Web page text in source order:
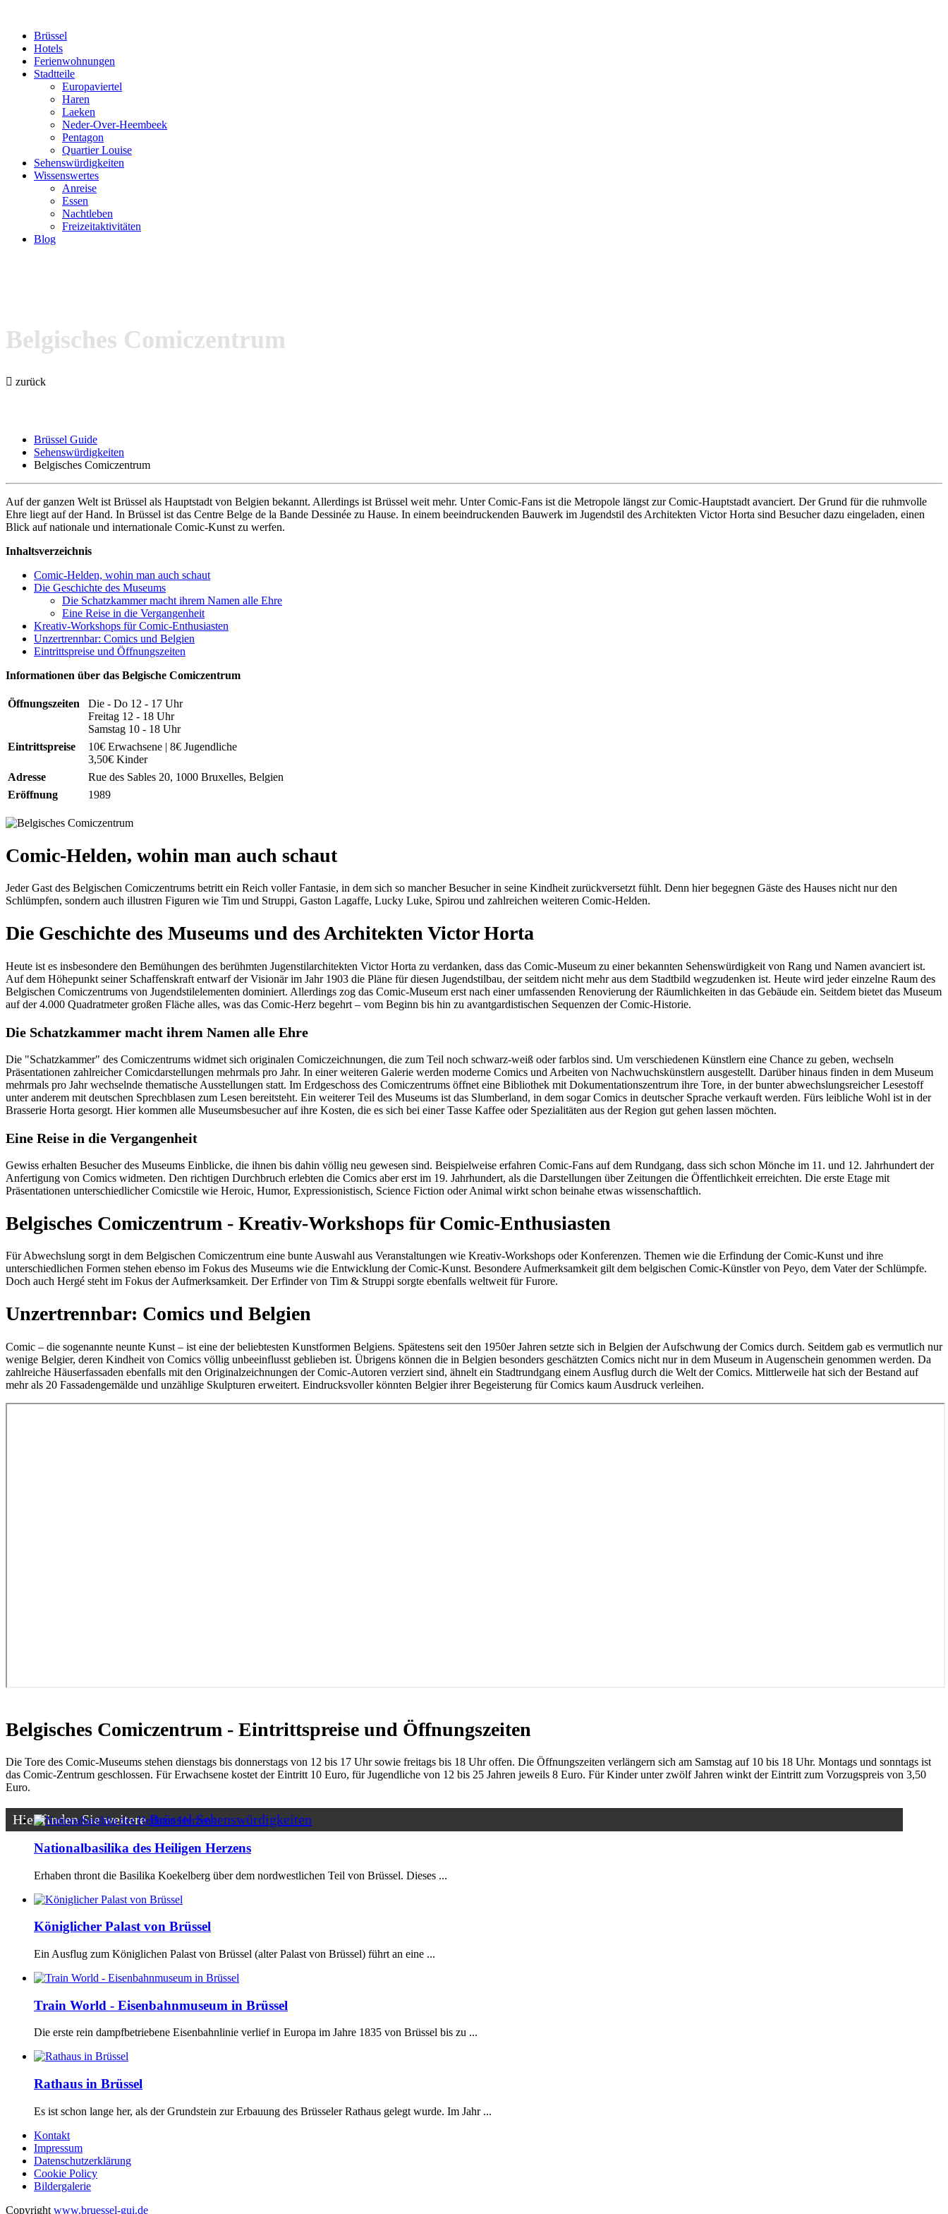
Brüssel
Hotels
Ferienwohnungen
Stadtteile
Europaviertel
Haren
Laeken
Neder-Over-Heembeek
Pentagon
Quartier Louise
Sehenswürdigkeiten
Wissenswertes
Anreise
Essen
Nachtleben
Freizeitaktivitäten
Blog
Belgisches Comiczentrum
zurück
Brüssel Guide
Sehenswürdigkeiten
Belgisches Comiczentrum
Auf der ganzen Welt ist Brüssel als Hauptstadt von Belgien bekannt. Allerdings ist Brüssel weit mehr. Unter Comic-Fans ist die Metropole längst zur Comic-Hauptstadt avanciert. Der Grund für die ruhmvolle
Ehre liegt auf der Hand. In Brüssel ist das Centre Belge de la Bande Dessinée zu Hause. In einem beeindruckenden Bauwerk im Jugendstil des Architekten Victor Horta sind Besucher dazu eingeladen, einen
Blick auf nationale und internationale Comic-Kunst zu werfen.
Inhaltsverzeichnis
Comic-Helden, wohin man auch schaut
Die Geschichte des Museums
Die Schatzkammer macht ihrem Namen alle Ehre
Eine Reise in die Vergangenheit
Kreativ-Workshops für Comic-Enthusiasten
Unzertrennbar: Comics und Belgien
Eintrittspreise und Öffnungszeiten
Informationen über das Belgische Comiczentrum
Öffnungszeiten
Die - Do 12 - 17 Uhr
Freitag 12 - 18 Uhr
Samstag 10 - 18 Uhr
Eintrittspreise
10€ Erwachsene | 8€ Jugendliche
3,50€ Kinder
Adresse
Rue des Sables 20, 1000 Bruxelles, Belgien
Eröffnung
1989
Comic-Helden, wohin man auch schaut
Jeder Gast des Belgischen Comiczentrums betritt ein Reich voller Fantasie, in dem sich so mancher Besucher in seine Kindheit zurückversetzt fühlt. Denn hier begegnen Gäste des Hauses nicht nur den
Schlümpfen, sondern auch illustren Figuren wie Tim und Struppi, Gaston Lagaffe, Lucky Luke, Spirou und zahlreichen weiteren Comic-Helden.
Die Geschichte des Museums und des Architekten Victor Horta
Heute ist es insbesondere den Bemühungen des berühmten Jugenstilarchitekten Victor Horta zu verdanken, dass das Comic-Museum zu einer bekannten Sehenswürdigkeit von Rang und Namen avanciert ist.
Auf dem Höhepunkt seiner Schaffenskraft entwarf der Visionär im Jahr 1903 die Pläne für diesen Jugendstilbau, der seitdem nicht mehr aus dem Stadtbild wegzudenken ist. Heute wird jeder einzelne Raum des
Belgischen Comiczentrums von Jugendstilelementen dominiert. Allerdings zog das Comic-Museum erst nach einer umfassenden Renovierung der Räumlichkeiten in das Gebäude ein. Seitdem bietet das Museum
auf der 4.000 Quadratmeter großen Fläche alles, was das Comic-Herz begehrt – vom Beginn bis hin zu avantgardistischen Sequenzen der Comic-Historie.
Die Schatzkammer macht ihrem Namen alle Ehre
Die "Schatzkammer" des Comiczentrums widmet sich originalen Comiczeichnungen, die zum Teil noch schwarz-weiß oder farblos sind. Um verschiedenen Künstlern eine Chance zu geben, wechseln
Präsentationen zahlreicher Comicdarstellungen mehrmals pro Jahr. In einer weiteren Galerie werden moderne Comics und Arbeiten von Nachwuchskünstlern ausgestellt. Darüber hinaus finden in dem Museum
mehrmals pro Jahr wechselnde thematische Ausstellungen statt. Im Erdgeschoss des Comiczentrums öffnet eine Bibliothek mit Dokumentationszentrum ihre Tore, in der bunter abwechslungsreicher Lesestoff
unter anderem mit deutschen Sprechblasen zum Lesen bereitsteht. Ein weiterer Teil des Museums ist das Slumberland, in dem sogar Comics in deutscher Sprache verkauft werden. Fürs leibliche Wohl ist in der
Brasserie Horta gesorgt. Hier kommen alle Museumsbesucher auf ihre Kosten, die es sich bei einer Tasse Kaffee oder Spezialitäten aus der Region gut gehen lassen möchten.
Eine Reise in die Vergangenheit
Gewiss erhalten Besucher des Museums Einblicke, die ihnen bis dahin völlig neu gewesen sind. Beispielweise erfahren Comic-Fans auf dem Rundgang, dass sich schon Mönche im 11. und 12. Jahrhundert der
Anfertigung von Comics widmeten. Den richtigen Durchbruch erlebten die Comics aber erst im 19. Jahrhundert, als die Darstellungen über Zeitungen die Öffentlichkeit erreichten. Die erste Etage mit
Präsentationen unterschiedlicher Comicstile wie Heroic, Humor, Expressionistisch, Science Fiction oder Animal wirkt schon beinahe etwas wissenschaftlich.
Belgisches Comiczentrum - Kreativ-Workshops für Comic-Enthusiasten
Für Abwechslung sorgt in dem Belgischen Comiczentrum eine bunte Auswahl aus Veranstaltungen wie Kreativ-Workshops oder Konferenzen. Themen wie die Erfindung der Comic-Kunst und ihre
unterschiedlichen Formen stehen ebenso im Fokus des Museums wie die Entwicklung der Comic-Kunst. Besondere Aufmerksamkeit gilt dem belgischen Comic-Künstler von Peyo, dem Vater der Schlümpfe.
Doch auch Hergé steht im Fokus der Aufmerksamkeit. Der Erfinder von Tim & Struppi sorgte ebenfalls weltweit für Furore.
Unzertrennbar: Comics und Belgien
Comic – die sogenannte neunte Kunst – ist eine der beliebtesten Kunstformen Belgiens. Spätestens seit den 1950er Jahren setzte sich in Belgien der Aufschwung der Comics durch. Seitdem gab es vermutlich nur
wenige Belgier, deren Kindheit von Comics völlig unbeeinflusst geblieben ist. Übrigens können die in Belgien besonders geschätzten Comics nicht nur in dem Museum in Augenschein genommen werden. Da
zahlreiche Häuserfassaden ebenfalls mit den Originalzeichnungen der Comic-Autoren verziert sind, ähnelt ein Stadtrundgang einem Ausflug durch die Welt der Comics. Mittlerweile hat sich der Bestand auf
mehr als 20 Fassadengemälde und unzählige Skulpturen erweitert. Eindrucksvoller könnten Belgier ihrer Begeisterung für Comics kaum Ausdruck verleihen.
Belgisches Comiczentrum - Eintrittspreise und Öffnungszeiten
Die Tore des Comic-Museums stehen dienstags bis donnerstags von 12 bis 17 Uhr sowie freitags bis 18 Uhr offen. Die Öffnungszeiten verlängern sich am Samstag auf 10 bis 18 Uhr. Montags und sonntags ist
das Comic-Zentrum geschlossen. Für Erwachsene kostet der Eintritt 10 Euro, für Jugendliche von 12 bis 25 Jahren jeweils 8 Euro. Für Kinder unter zwölf Jahren winkt der Eintritt zum Vorzugspreis von 3,50
Euro.
Hier finden Sie weitereBrüssel Sehenswürdigkeiten
Nationalbasilika des Heiligen Herzens
Erhaben thront die Basilika Koekelberg über dem nordwestlichen Teil von Brüssel. Dieses ...
Königlicher Palast von Brüssel
Ein Ausflug zum Königlichen Palast von Brüssel (alter Palast von Brüssel) führt an eine ...
Train World - Eisenbahnmuseum in Brüssel
Die erste rein dampfbetriebene Eisenbahnlinie verlief in Europa im Jahre 1835 von Brüssel bis zu ...
Rathaus in Brüssel
Es ist schon lange her, als der Grundstein zur Erbauung des Brüsseler Rathaus gelegt wurde. Im Jahr ...
Kontakt
Impressum
Datenschutzerklärung
Cookie Policy
Bildergalerie
Copyright www.bruessel-gui.de